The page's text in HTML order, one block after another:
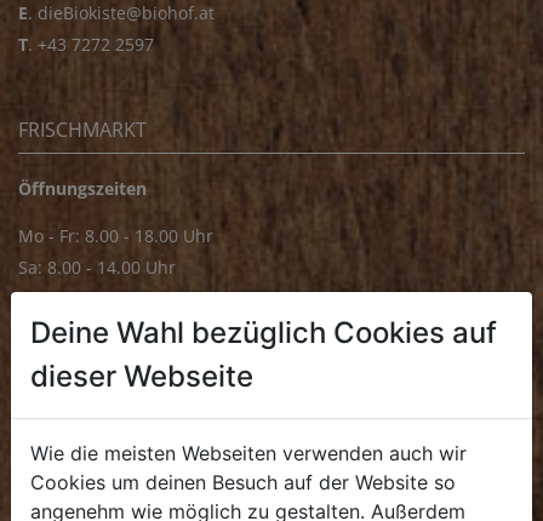
E. dieBiokiste@biohof.at
T. +43 7272 2597
FRISCHMARKT
Öffnungszeiten
Mo - Fr: 8.00 - 18.00 Uhr
Sa: 8.00 - 14.00 Uhr
Mo - Fr: 8.00 - 16.00 Uhr
. +43 7272 4859 70
Deine Wahl bezüglich Cookies auf
dieser Webseite
Wie die meisten Webseiten verwenden auch wir
Cookies um deinen Besuch auf der Website so
angenehm wie möglich zu gestalten. Außerdem